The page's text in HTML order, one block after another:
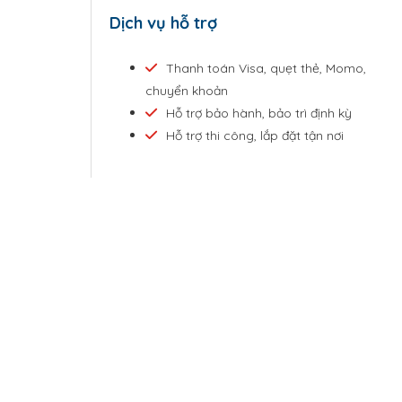
Dịch vụ hỗ trợ
Thanh toán Visa, quẹt thẻ, Momo,
chuyển khoản
Hỗ trợ bảo hành, bảo trì định kỳ
Hỗ trợ thi công, lắp đặt tận nơi